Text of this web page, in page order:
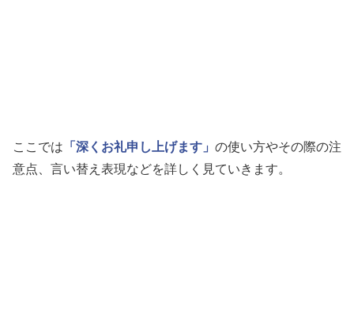
ここでは 「深くお礼申し上げます」 の使い方やその際の注
意点、言い替え表現などを詳しく見ていきます。